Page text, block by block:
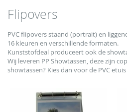
Flipovers
PVC flipovers staand (portrait) en
16 kleuren en verschillende formaten.
Kunststofdeal produceert ook de
Wij leveren PP Showtassen, deze zijn
showtassen? Kies dan voor de PVC